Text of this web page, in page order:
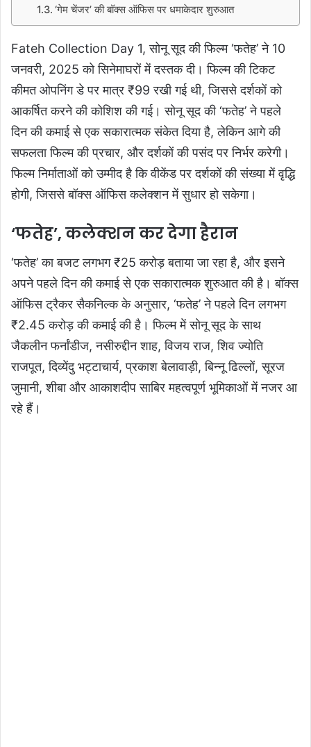
‘गेम चेंजर’ की बॉक्स ऑफिस पर धमाकेदार शुरुआत
Fateh Collection Day 1,सोनू सूद की फिल्म ‘फतेह’ ने 10
जनवरी, 2025 को सिनेमाघरों में दस्तक दी। फिल्म की टिकट
कीमत ओपनिंग डे पर मात्र ₹99 रखी गई थी, जिससे दर्शकों को
आकर्षित करने की कोशिश की गई। सोनू सूद की ‘फतेह’ ने पहले
दिन की कमाई से एक सकारात्मक संकेत दिया है, लेकिन आगे की
सफलता फिल्म की प्रचार, और दर्शकों की पसंद पर निर्भर करेगी।
फिल्म निर्माताओं को उम्मीद है कि वीकेंड पर दर्शकों की संख्या में वृद्धि
होगी, जिससे बॉक्स ऑफिस कलेक्शन में सुधार हो सकेगा।
‘फतेह’, कलेक्शन कर देगा हैरान
‘फतेह’ का बजट लगभग ₹25 करोड़ बताया जा रहा है, और इसने
अपने पहले दिन की कमाई से एक सकारात्मक शुरुआत की है। बॉक्स
ऑफिस ट्रैकर सैकनिल्क के अनुसार, ‘फतेह’ ने पहले दिन लगभग
₹2.45 करोड़ की कमाई की है। फिल्म में सोनू सूद के साथ
जैकलीन फर्नांडीज, नसीरुद्दीन शाह, विजय राज, शिव ज्योति
राजपूत, दिव्येंदु भट्टाचार्य, प्रकाश बेलावाड़ी, बिन्नू ढिल्लों, सूरज
जुमानी, शीबा और आकाशदीप साबिर महत्वपूर्ण भूमिकाओं में नजर आ
रहे हैं।